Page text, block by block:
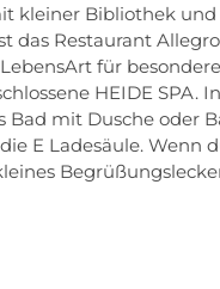
kleiner Bibliothek
das Restaurant
für
HEIDE SPA.
Bad mit Dusche oder
E Ladesäule. Wenn